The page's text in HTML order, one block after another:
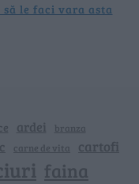
să le faci vara asta
ardei branza
carne de vita cartofi
faina